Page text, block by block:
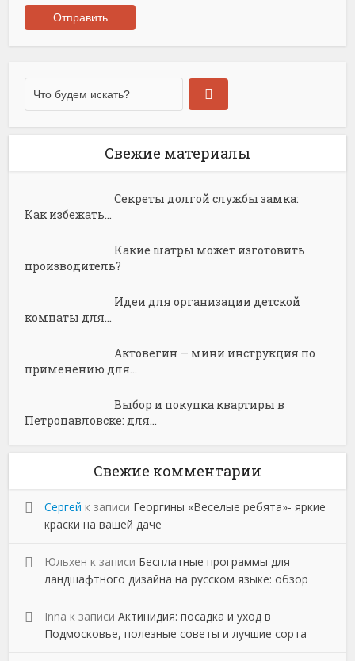
Свежие материалы
Секреты долгой службы замка:
Как избежать...
Какие шатры может изготовить
производитель?
Идеи для организации детской
комнаты для...
Актовегин — мини инструкция по
применению для...
Выбор и покупка квартиры в
Петропавловске: для...
Свежие комментарии
Сергей к записи Георгины «Веселые ребята»- яркие
краски на вашей даче
Юльхен к записи Бесплатные программы для
ландшафтного дизайна на русском языке: обзор
Inna к записиАктинидия: посадка и уход в
Подмосковье, полезные советы и лучшие сорта